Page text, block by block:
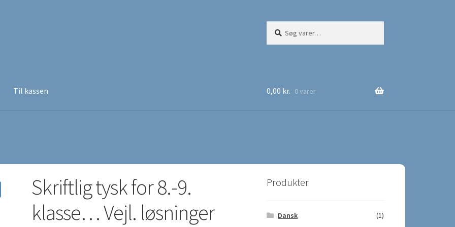
efter:
Til kassen 0,00 kr. 0 varer
Skriftlig tysk for 8.-9.
klasse… Vejl. løsninger
Produkter
Dansk
(1)